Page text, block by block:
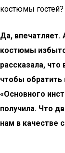
костюмы гостей?
Да, впечатляет.
костюмы
рассказала,
чтобы обратить
«Основного
получила. Что
нам в качестве